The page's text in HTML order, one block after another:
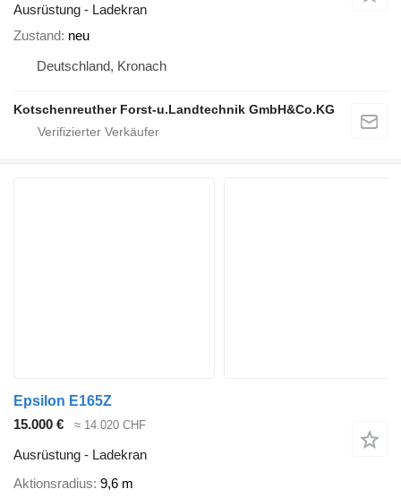
Ausrüstung - Ladekran
Zustand neu
Deutschland, Kronach
Kotschenreuther Forst-u.Landtechnik GmbH&Co.KG
Epsilon E165Z
15.000 €
≈ 14.020 CHF
Ausrüstung - Ladekran
Aktionsradius 9,6 m